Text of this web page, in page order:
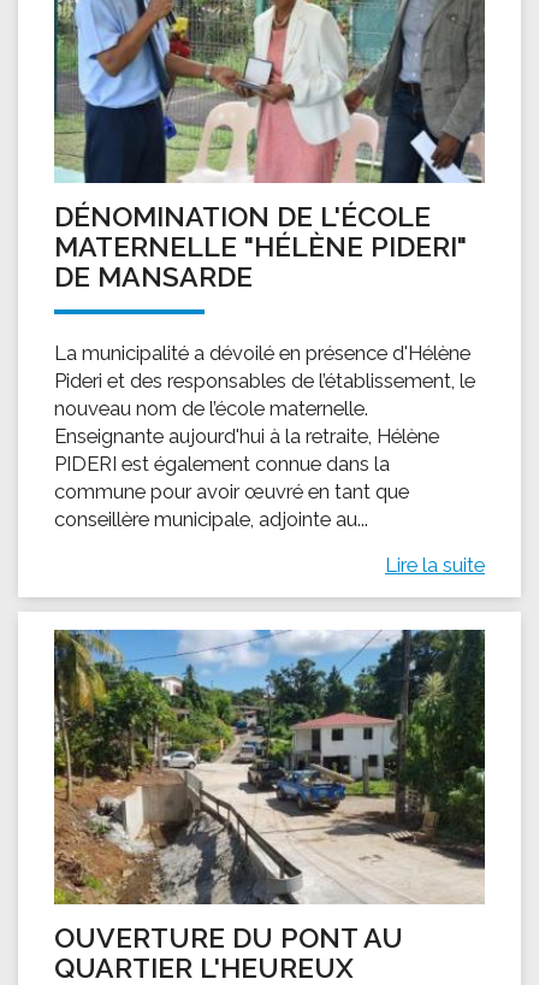
DÉNOMINATION DE L'ÉCOLE
MATERNELLE "HÉLÈNE PIDERI"
DE MANSARDE
La municipalité a dévoilé en présence d'Hélène
Pideri et des responsables de l’établissement, le
nouveau nom de l’école maternelle.
Enseignante aujourd'hui à la retraite, Hélène
PIDERI est également connue dans la
commune pour avoir œuvré en tant que
conseillère municipale, adjointe au...
Lire la suite
OUVERTURE DU PONT AU
QUARTIER L'HEUREUX